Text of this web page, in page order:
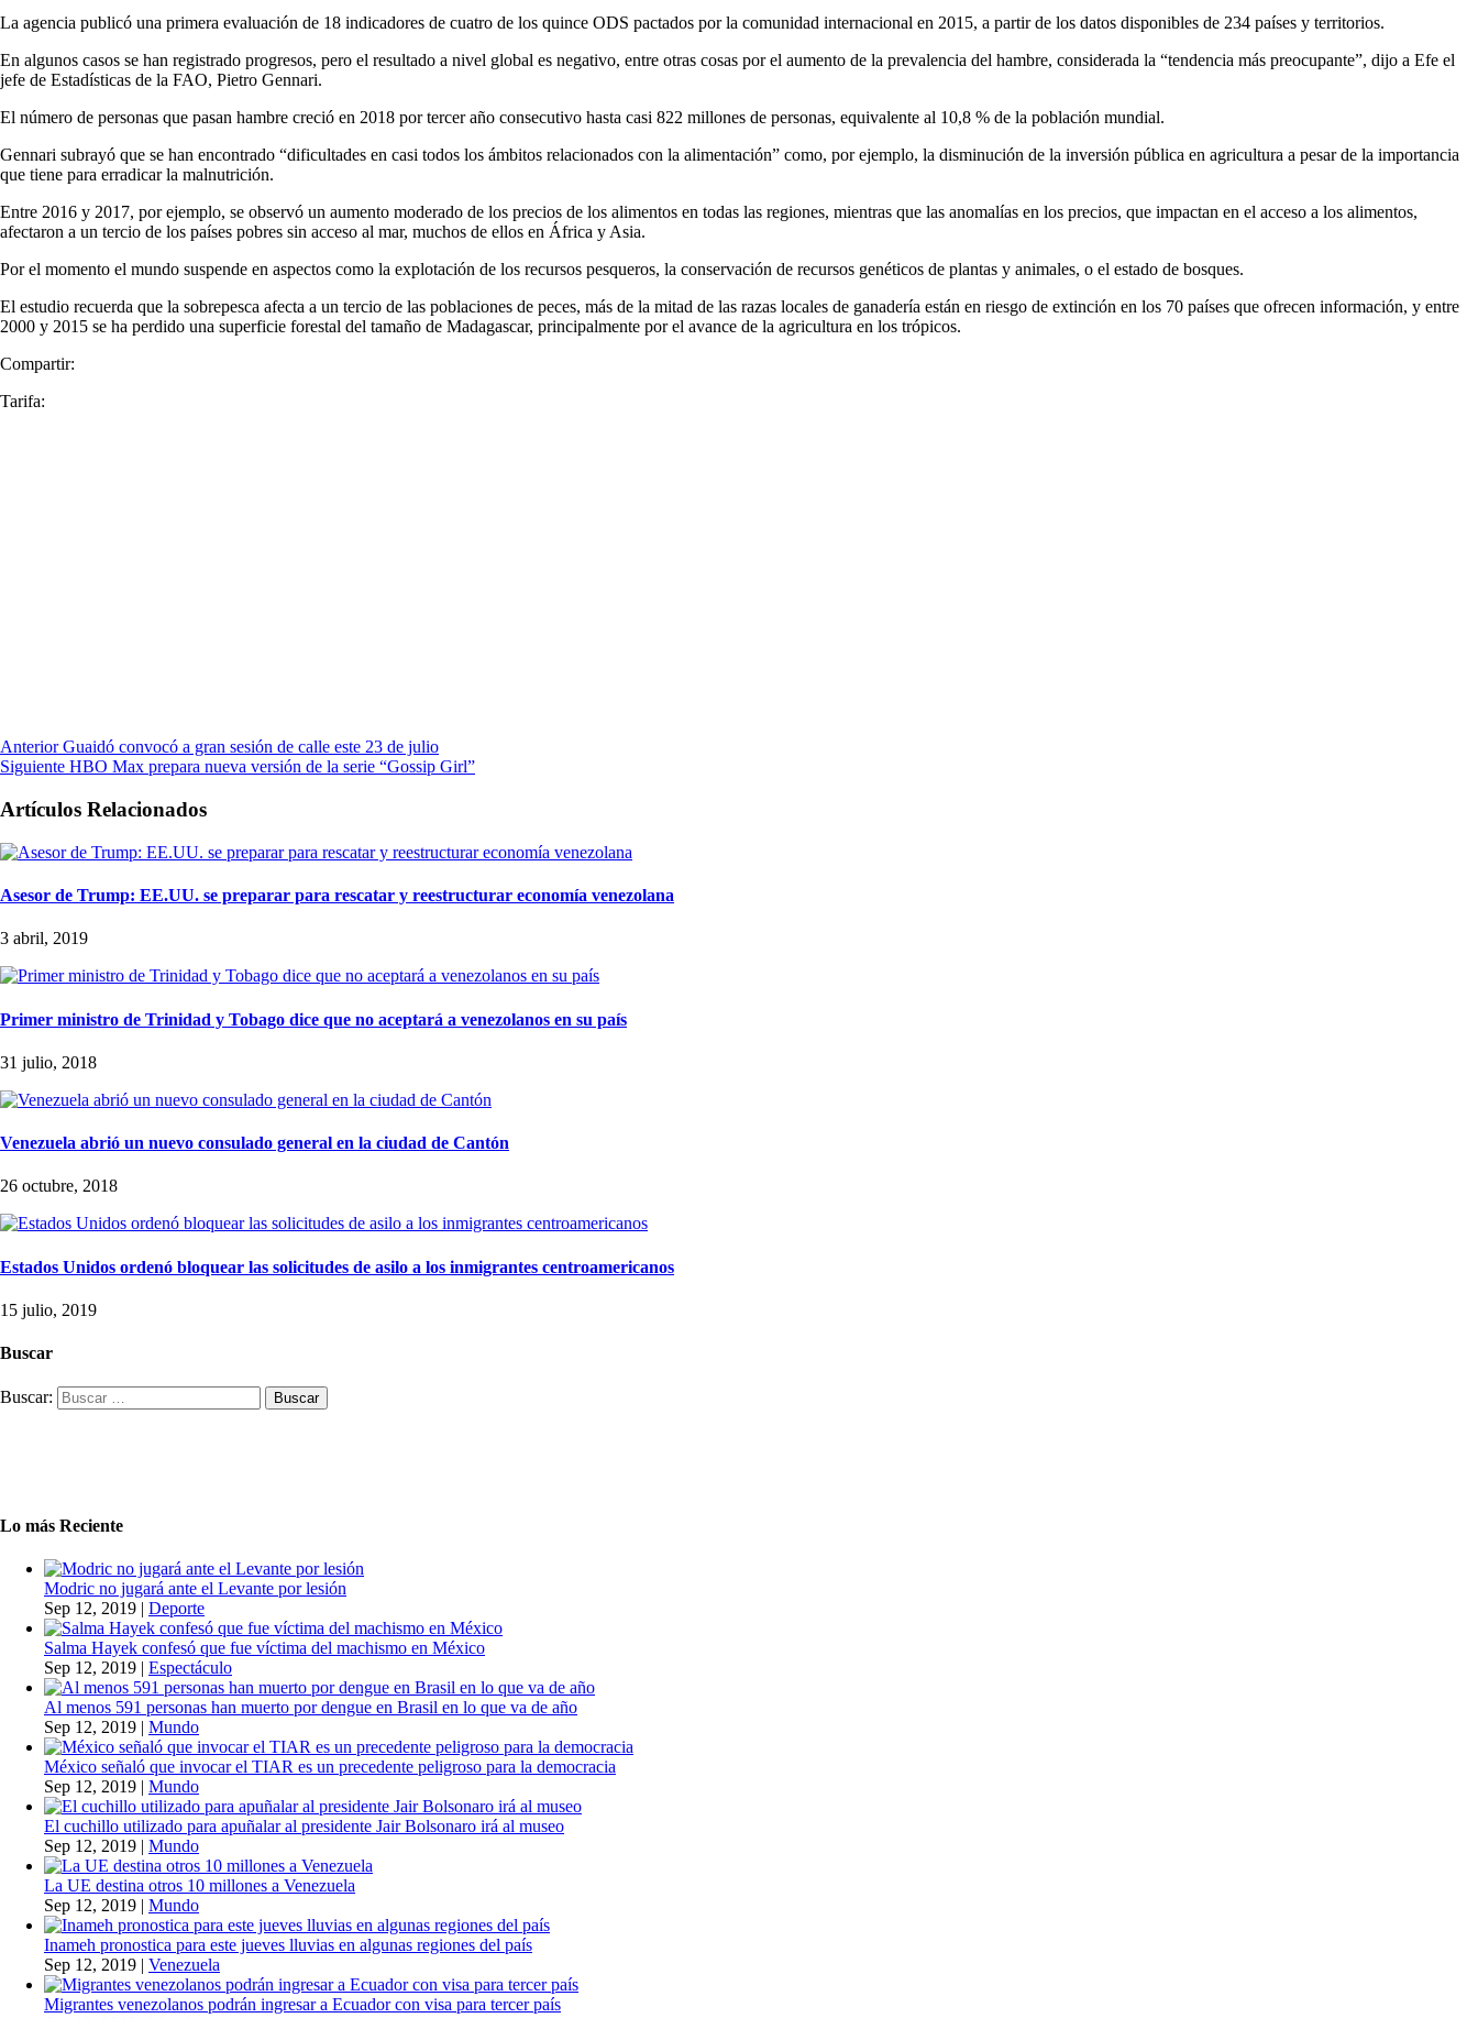
La agencia publicó una primera evaluación de 18 indicadores de cuatro de los quince ODS pactados por la comunidad internacional en 2015, a partir de los datos disponibles de 234 países y territorios.
En algunos casos se han registrado progresos, pero el resultado a nivel global es negativo, entre otras cosas por el aumento de la prevalencia del hambre, considerada la “tendencia más preocupante”, dijo a Efe el
jefe de Estadísticas de la FAO, Pietro Gennari.
El número de personas que pasan hambre creció en 2018 por tercer año consecutivo hasta casi 822 millones de personas, equivalente al 10,8 % de la población mundial.
Gennari subrayó que se han encontrado “dificultades en casi todos los ámbitos relacionados con la alimentación” como, por ejemplo, la disminución de la inversión pública en agricultura a pesar de la importancia
que tiene para erradicar la malnutrición.
Entre 2016 y 2017, por ejemplo, se observó un aumento moderado de los precios de los alimentos en todas las regiones, mientras que las anomalías en los precios, que impactan en el acceso a los alimentos,
afectaron a un tercio de los países pobres sin acceso al mar, muchos de ellos en África y Asia.
Por el momento el mundo suspende en aspectos como la explotación de los recursos pesqueros, la conservación de recursos genéticos de plantas y animales, o el estado de bosques.
El estudio recuerda que la sobrepesca afecta a un tercio de las poblaciones de peces, más de la mitad de las razas locales de ganadería están en riesgo de extinción en los 70 países que ofrecen información, y entre
2000 y 2015 se ha perdido una superficie forestal del tamaño de Madagascar, principalmente por el avance de la agricultura en los trópicos.
Compartir:
Tarifa:
Anterior Guaidó convocó a gran sesión de calle este 23 de julio
Siguiente HBO Max prepara nueva versión de la serie “Gossip Girl”
Artículos Relacionados
Asesor de Trump: EE.UU. se preparar para rescatar y reestructurar economía venezolana
3 abril, 2019
Primer ministro de Trinidad y Tobago dice que no aceptará a venezolanos en su país
31 julio, 2018
Venezuela abrió un nuevo consulado general en la ciudad de Cantón
26 octubre, 2018
Estados Unidos ordenó bloquear las solicitudes de asilo a los inmigrantes centroamericanos
15 julio, 2019
Buscar
Buscar:
Lo más Reciente
Modric no jugará ante el Levante por lesión
Sep 12, 2019 | Deporte
Salma Hayek confesó que fue víctima del machismo en México
Sep 12, 2019 | Espectáculo
Al menos 591 personas han muerto por dengue en Brasil en lo que va de año
Sep 12, 2019 | Mundo
México señaló que invocar el TIAR es un precedente peligroso para la democracia
Sep 12, 2019 | Mundo
El cuchillo utilizado para apuñalar al presidente Jair Bolsonaro irá al museo
Sep 12, 2019 | Mundo
La UE destina otros 10 millones a Venezuela
Sep 12, 2019 | Mundo
Inameh pronostica para este jueves lluvias en algunas regiones del país
Sep 12, 2019 | Venezuela
Migrantes venezolanos podrán ingresar a Ecuador con visa para tercer país